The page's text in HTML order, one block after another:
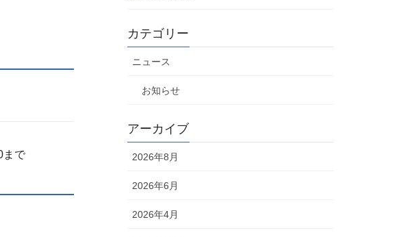
まで
カテゴリー
ニュース
お知らせ
アーカイブ
2026年8月
2026年6月
2026年4月